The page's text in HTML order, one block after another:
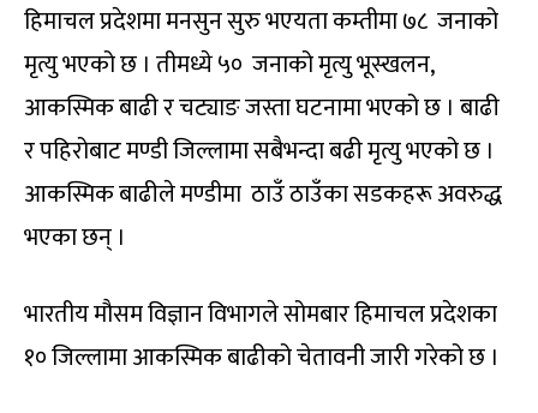
हिमाचल प्रदेशमा मनसुन सुरु भएयता कम्तीमा ७८ जनाको
मृत्यु भएको छ । तीमध्ये ५० जनाको मृत्यु भूस्खलन,
आकस्मिक बाढी र चट्याङ जस्ता घटनामा भएको छ । बाढी
र पहिरोबाट मण्डी जिल्लामा सबैभन्दा बढी मृत्यु भएको छ ।
आकस्मिक बाढीले मण्डीमा ठाउँ ठाउँका सडकहरू अवरुद्ध
भएका छन् ।
भारतीय मौसम विज्ञान विभागले सोमबार हिमाचल प्रदेशका
१० जिल्लामा आकस्मिक बाढीको चेतावनी जारी गरेको छ ।